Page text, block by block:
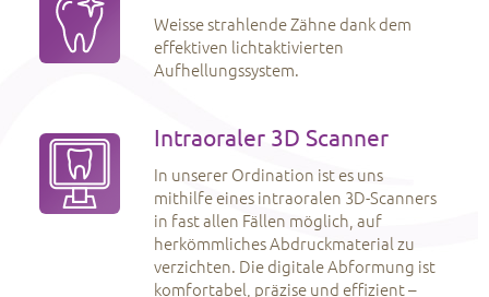
Weisse strahlende Zähne dank dem
effektiven lichtaktivierten
Aufhellungssystem.
Intraoraler 3D Scanner
In unserer Ordination ist es uns
mithilfe eines intraoralen 3D-Scanners
in fast allen Fällen möglich, auf
herkömmliches Abdruckmaterial zu
verzichten. Die digitale Abformung ist
komfortabel, präzise und effizient –